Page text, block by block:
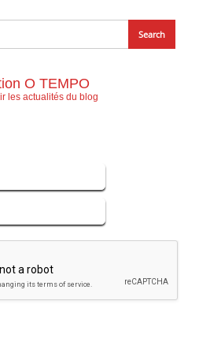
O TEMPO
les actualités du blog